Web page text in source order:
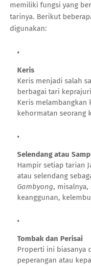
memiliki fungsi yang
tarinya. Berikut
digunakan:
Keris
Keris menjadi salah
berbagai tari
Keris melambangkan
kehormatan seorang
Selendang atau
Hampir setiap tarian
atau selendang
Gambyong,
keanggunan,
Tombak dan Perisai
Properti ini biasanya
peperangan atau